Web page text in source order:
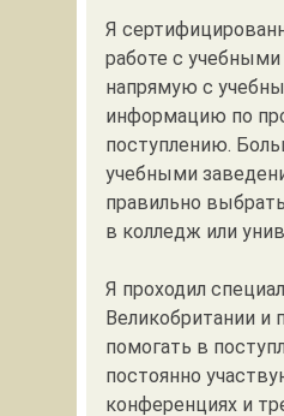
Я
работе с
напрямую с
информацию по
поступлению.
учебными
правильно
в колледж или
Я проходил
Великобритании и
помогать в
постоянно
конференциях и